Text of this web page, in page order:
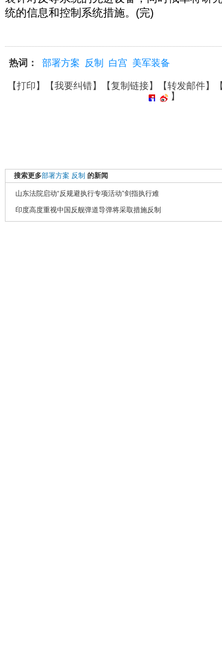
统的信息和控制系统措施。(完)
热词： 部署方案 反制 白宫 美军装备
【打印】【我要纠错】【复制链接】【转发邮件】
】
搜索更多部署方案 反制 的新闻
山东法院启动“反规避执行专项活动”剑指执行难
印度高度重视中国反舰弹道导弹将采取措施反制